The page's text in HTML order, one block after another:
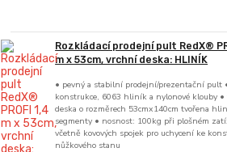
Rozkládací prodejní pult RedX®
m x 53cm, vrchní deska: HLINÍK
• pevný a stabilní prodejní/prezentační pult
konstrukce, 6063 hliník a nylonové klouby
deska o rozměrech 53cmx140cm tvořena
segmenty • nosnost: 100kg při plošném
včetně kovových spojek pro uchycení ke
nůžkového stanu